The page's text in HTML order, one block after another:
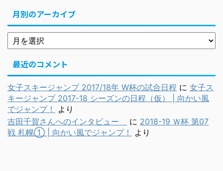
月別のアーカイブ
最近のコメント
女子スキージャンプ 2017/18年 W杯の試合日程 に 女子ス
キージャンプ 2017-18 シーズンの日程（仮） | 向かい風
でジャンプ！
より
吉田千賀さんへのインタビュー
に 2018-19 Ｗ杯 第07
戦 札幌① | 向かい風でジャンプ！
より